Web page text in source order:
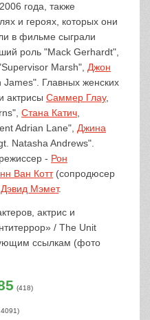
года, также
и героях, которых они
в фильме сыграли
роль "Mack Gerhardt",
Marsh", Джон
James". Главных женских
актрисы Саммер Глау,
Стана Катич
Adrian Lane", Джина
Natasha Andrews".
- Рон
Ван Котт(сопродюсер
Дэвид Мэмет.
актрис и
/ The Unit
ссылкам (фото
(418)